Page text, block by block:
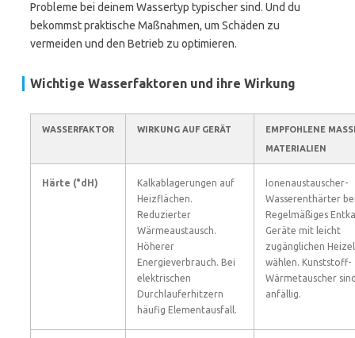
Probleme bei deinem Wassertyp typischer sind. Und du
bekommst praktische Maßnahmen, um Schäden zu
vermeiden und den Betrieb zu optimieren.
Wichtige Wasserfaktoren und ihre Wirkung
WASSERFAKTOR WIRKUNG AUF GERÄT
EMPFOHLENE
ATERIALIEN
Härte (°dH)
Kalkablagerungen auf
Heizflächen.
Reduzierter
Wärmeaustausch.
Höherer
Energieverbrauch. Bei
elektrischen
Durchlauferhitzern
häufig Elementausfall.
Ionenaustauscher-
Wasserenthärter
Regelmäßiges
Geräte mit leicht
zugänglichen
wählen. Kunststoff-
Wärmetauscher
anfällig.